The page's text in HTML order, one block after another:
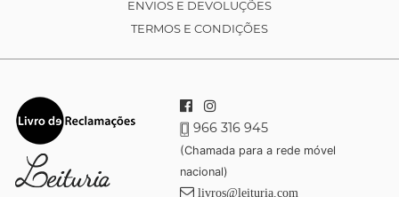
ENVIOS E DEVOLUÇÕES
TERMOS E CONDIÇÕES
966 316 945
(Chamada para a rede móvel
nacional)
livros@leituria.com